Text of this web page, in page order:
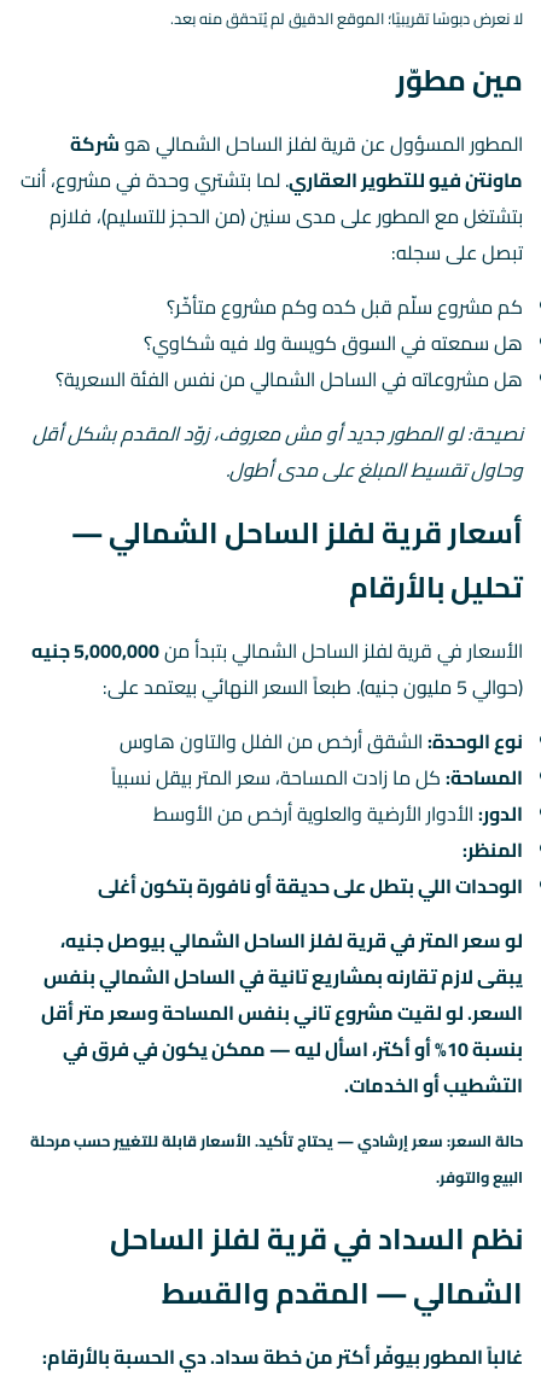
لا نعرض دبوسًا تقريبيًا؛ الموقع الدقيق لم يُتحقق منه بعد.
مين مطوّر
المطور المسؤول عن قرية لفلز الساحل الشمالي هوشركة
ماونتن فيو للتطوير العقاري. لما بتشتري وحدة في مشروع، أنت
بتشتغل مع المطور على مدى سنين (من الحجز للتسليم)، فلازم
تبصل على سجله:
كم مشروع سلّم قبل كده وكم مشروع متأخّر؟
هل سمعته في السوق كويسة ولا فيه شكاوي؟
هل مشروعاته في الساحل الشمالي من نفس الفئة السعرية؟
نصيحة: لو المطور جديد أو مش معروف، زوّد المقدم بشكل أقل
وحاول تقسيط المبلغ على مدى أطول.
أسعار قرية لفلز الساحل الشمالي —
تحليل بالأرقام
الأسعار في قرية لفلز الساحل الشمالي بتبدأ من5,000,000 جنيه
(حوالي 5 مليون جنيه). طبعاً السعر النهائي بيعتمد على:
نوع الوحدة:الشقق أرخص من الفلل والتاون هاوس
المساحة:كل ما زادت المساحة، سعر المتر بيقل نسبياً
الدور:الأدوار الأرضية والعلوية أرخص من الأوسط
المنظر:
الوحدات اللي بتطل على حديقة أو نافورة بتكون أغلى
لو سعر المتر في قرية لفلز الساحل الشمالي بيوصل جنيه،
يبقى لازم تقارنه بمشاريع تانية في الساحل الشمالي بنفس
السعر. لو لقيت مشروع تاني بنفس المساحة وسعر متر أقل
بنسبة 10% أو أكتر، اسأل ليه — ممكن يكون في فرق في
التشطيب أو الخدمات.
حالة السعر: سعر إرشادي — يحتاج تأكيد. الأسعار قابلة للتغيير حسب مرحلة
البيع والتوفر.
نظم السداد في قرية لفلز الساحل
الشمالي — المقدم والقسط
غالباً المطور بيوفّر أكتر من خطة سداد. دي الحسبة بالأرقام: